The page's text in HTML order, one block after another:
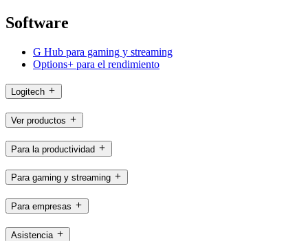
Software
G Hub para gaming y streaming
Options+ para el rendimiento
Logitech
Ver productos
Para la productividad
Para gaming y streaming
Para empresas
Asistencia